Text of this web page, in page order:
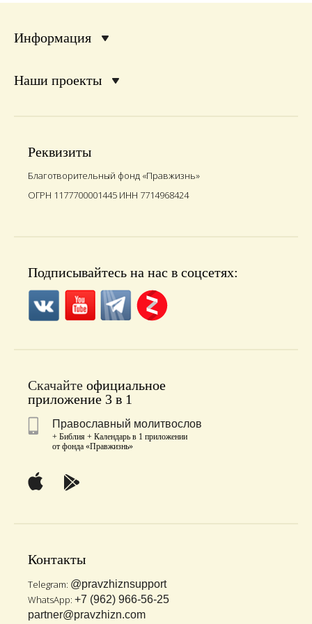
Информация
Наши проекты
Реквизиты
Благотворительный фонд «Правжизнь»
ОГРН 1177700001445 ИНН 7714968424
Подписывайтесь на нас в соцсетях:
Скачайте официальное
приложение 3 в 1
Православный молитвослов
+ Библия + Календарь в 1 приложении
от фонда «Правжизнь»
Контакты
Telegram: @pravzhiznsupport
WhatsApp: +7 (962) 966-56-25
partner@pravzhizn.com